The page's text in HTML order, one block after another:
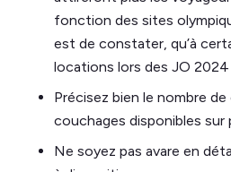
fonction des sites
est de constater, qu’à
locations lors des JO
Précisez bien le nombre
couchages disponibles sur
Ne soyez pas avare en